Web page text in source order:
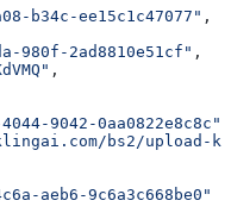
b34c-ee15c1c47077" ,
980f-2ad8810e51cf" ,
,
9042-0aa0822e8c8c"
bs2/upload-
aeb6-9c6a3c668be0"